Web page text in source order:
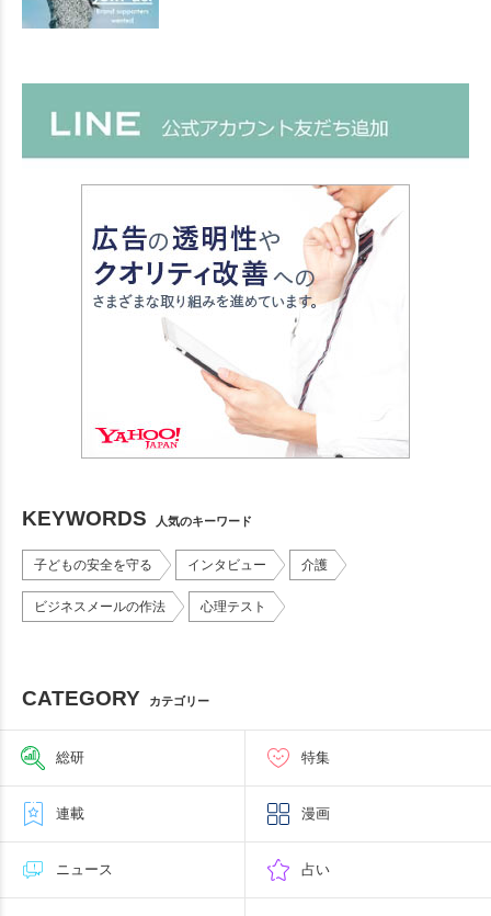
KEYWORDS 人気のキーワード
子どもの安全を守る インタビュー 介護
ビジネスメールの作法 心理テスト
CATEGORY カテゴリー
総研 特集
連載 漫画
ニュース 占い